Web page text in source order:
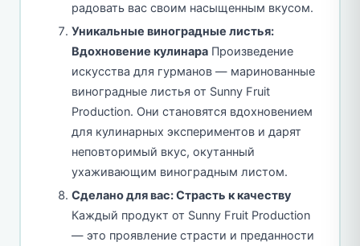
радовать вас своим насыщенным вкусом.
Уникальные виноградные листья:
Вдохновение кулинара Произведение
искусства для гурманов — маринованные
виноградные листья от Sunny Fruit
Production. Они становятся вдохновением
для кулинарных экспериментов и дарят
неповторимый вкус, окутанный
ухаживающим виноградным листом.
Сделано для вас: Страсть к качеству
Каждый продукт от Sunny Fruit Production
— это проявление страсти и преданности